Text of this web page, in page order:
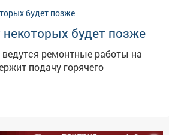
будет позже
ремонтные работы на
подачу горячего